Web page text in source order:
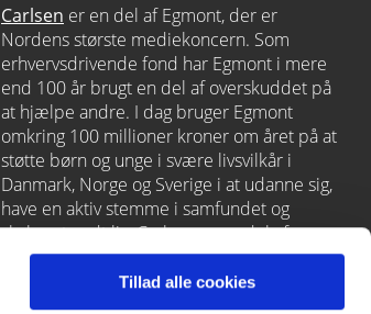
Tillad alle cookies
Carlsen er en del af Egmont, der er
Nordens største mediekoncern. Som
erhvervsdrivende fond har Egmont i mere
end 100 år brugt en del af overskuddet på
at hjælpe andre. I dag bruger Egmont
omkring 100 millioner kroner om året på at
støtte børn og unge i svære livsvilkår i
Danmark, Norge og Sverige i at udanne sig,
have en aktiv stemme i samfundet og
skabe et godt liv. Carlsen er en del af
Egmont viaLindhardt og Ringhof, som
også rummer L&R Uddannelse – et af
Danmarks førende læringshuse med